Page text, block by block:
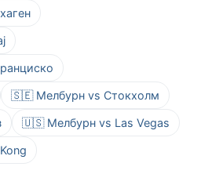
🇸🇪 Мелбурн vs Стокхолм
🇺🇸 Мелбурн vs Las Vegas